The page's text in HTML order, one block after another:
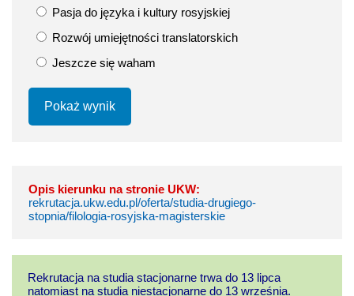
Pasja do języka i kultury rosyjskiej
Rozwój umiejętności translatorskich
Jeszcze się waham
Pokaż wynik
Opis kierunku na stronie UKW:
rekrutacja.ukw.edu.pl/oferta/studia-drugiego-
stopnia/filologia-rosyjska-magisterskie
Rekrutacja na studia stacjonarne trwa do 13 lipca
natomiast na studia niestacjonarne do 13 września.